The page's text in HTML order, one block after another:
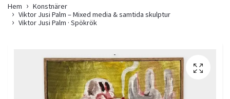
Hem
Konstnärer
Viktor Jusi Palm – Mixed media & samtida skulptur
Viktor Jusi Palm · Spökrök